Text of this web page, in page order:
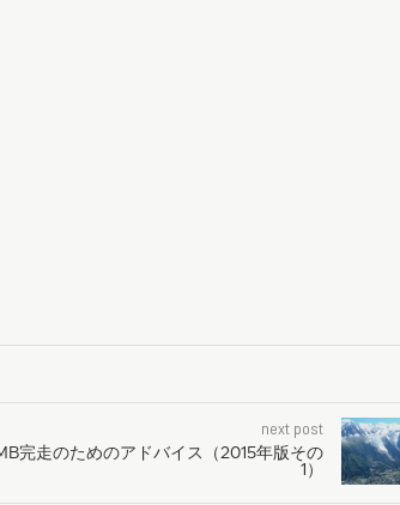
next post
完走のためのアドバイス（2015年版その
1）